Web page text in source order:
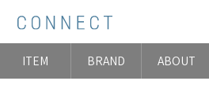
ITEM BRAND ABOUT